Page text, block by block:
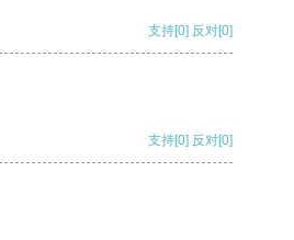
支持[0] 反对[0]
支持[0] 反对[0]